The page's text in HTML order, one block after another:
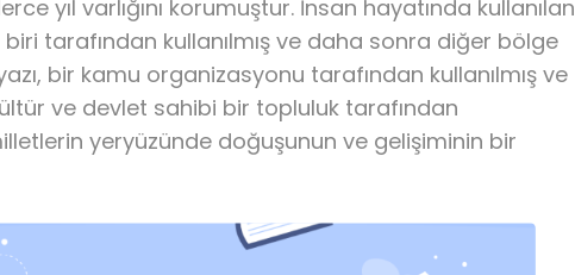
yıl varlığını korumuştur. İnsan hayatında kullanılan
tarafından kullanılmış ve daha sonra diğer bölge
bir kamu organizasyonu tarafından kullanılmış ve
kültür ve devlet sahibi bir topluluk tarafından
yeryüzünde doğuşunun ve gelişiminin bir